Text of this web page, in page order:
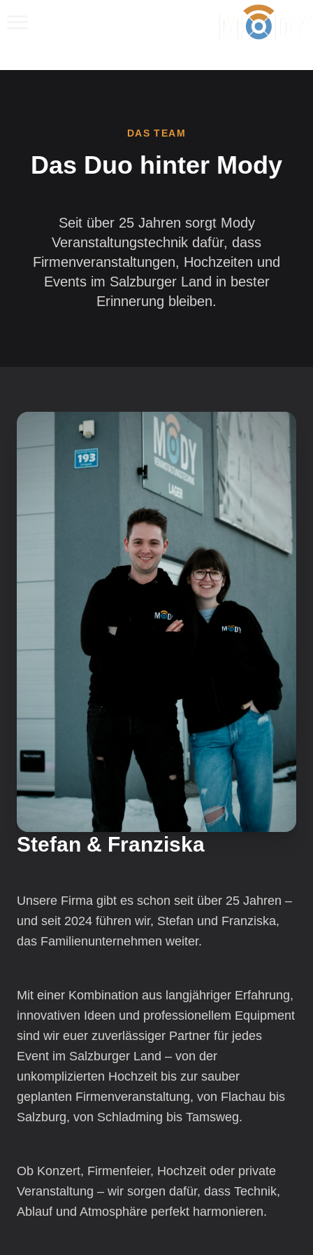
DAS TEAM
Das Duo hinter Mody
Seit über 25 Jahren sorgt Mody
Veranstaltungstechnik dafür, dass
Firmenveranstaltungen, Hochzeiten und
Events im Salzburger Land in bester
Erinnerung bleiben.
Stefan & Franziska
Unsere Firma gibt es schon seit über 25 Jahren –
und seit 2024 führen wir, Stefan und Franziska,
das Familienunternehmen weiter.
Mit einer Kombination aus langjähriger Erfahrung,
innovativen Ideen und professionellem Equipment
sind wir euer zuverlässiger Partner für jedes
Event im Salzburger Land – von der
unkomplizierten Hochzeit bis zur sauber
geplanten Firmenveranstaltung, von Flachau bis
Salzburg, von Schladming bis Tamsweg.
Ob Konzert, Firmenfeier, Hochzeit oder private
Veranstaltung – wir sorgen dafür, dass Technik,
Ablauf und Atmosphäre perfekt harmonieren.